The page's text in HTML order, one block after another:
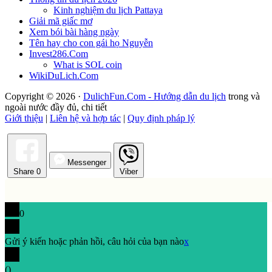
Kinh nghiệm du lịch Pattaya
Giải mã giấc mơ
Xem bói bài hàng ngày
Tên hay cho con gái họ Nguyễn
Invest286.Com
What is SOL coin
WikiDuLich.Com
Copyright © 2026 · DulichFun.Com - Hướng dẫn du lịch trong và
ngoài nước đầy đủ, chi tiết
Giới thiệu | Liên hệ và hợp tác | Quy định pháp lý
Share 0
Messenger
Viber
0
Gửi ý kiến hoặc phản hồi, câu hỏi của bạn nàox
()